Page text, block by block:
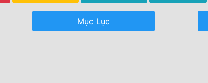
Mục Lục